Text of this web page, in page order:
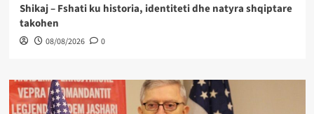
Shikaj – Fshati ku historia, identiteti dhe natyra shqiptare
takohen
08/08/2026 0